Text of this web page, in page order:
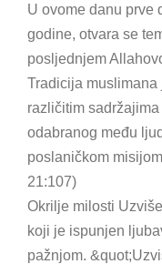
U ovome danu prve
godine, otvara se
posljednjem
Tradicija muslimana
različitim
odabranog među
poslaničkom
21:107)
Okrilje milosti
koji je ispunjen
pažnjom.